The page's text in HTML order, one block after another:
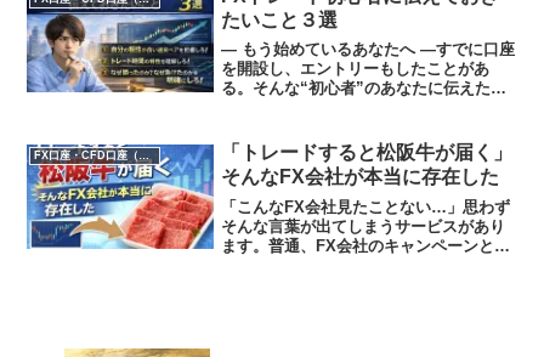
ボラティ...
たいこと３選
― もう始めているあなたへ ―すでに口座
を開設し、エントリーもしたことがあ
る。そんな“初心者”のあなたに伝えたい
く「改善」です。準備 → 実践 → 検証こ
こからはその話...
FX口座・CFD口座（GOLD）
「トレードすると松阪牛が届く」
そんなFX会社が本当に存在した
「こんなFX会社見たことない…」思わず
そんな言葉が出てしまうサービスがあり
ます。普通、FX会社のキャンペーンとい